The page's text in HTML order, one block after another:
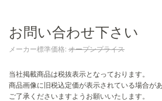
お問い合わせ下さい
メーカー標準価格: オープンプライス
当社掲載商品は税抜表示となっております。
商品画像に旧税込定価が表示されている場合があ
ご了承くださいますようお願いいたします。